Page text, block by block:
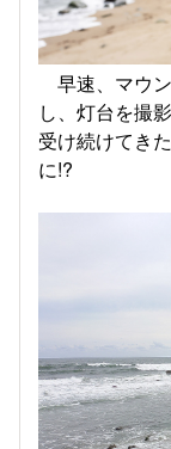
早速、マウ
し、灯台を撮
受け続けてき
に!?